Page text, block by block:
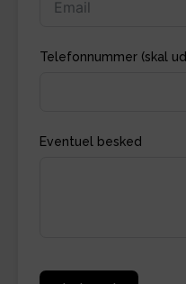
Telefonnummer (skal
Eventuel besked